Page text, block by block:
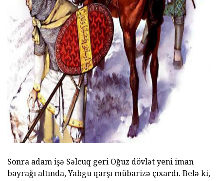
ad
Sonra adam işə Səlcuq geri Oğuz dövlət yeni iman
bayrağı altında, Yabgu qarşı mübarizə çıxardı. Belə ki,